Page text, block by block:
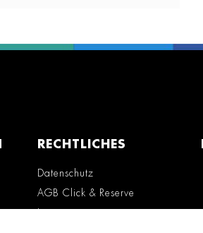
RECHTLICHES
Datenschutz
AGB Click & Reserve
Impressum